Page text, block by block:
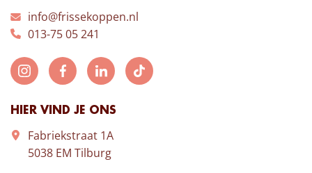
info@frissekoppen.nl
013-75 05 241
HIER VIND JE ONS
Fabriekstraat 1A
5038 EM Tilburg